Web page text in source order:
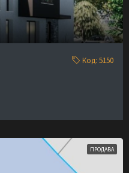
Код: 5150
ПРОДАВА